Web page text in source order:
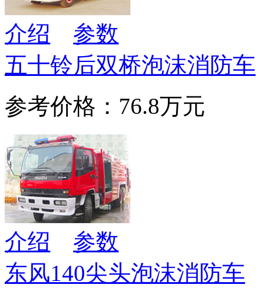
介绍
参数
五十铃后双桥泡沫消防车
参考价格：76.8万元
介绍
参数
东风140尖头泡沫消防车